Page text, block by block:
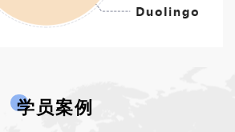
学员案例